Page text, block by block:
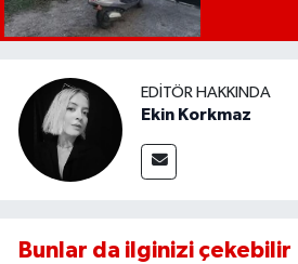
EDITÖR HAKKINDA
Ekin Korkmaz
Bunlar da ilginizi çekebilir
UŞAK
YURT